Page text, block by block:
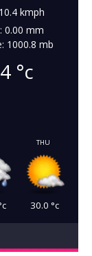
kmph
0.00 mm
1000.8 mb
°c
THU
30.0 °c